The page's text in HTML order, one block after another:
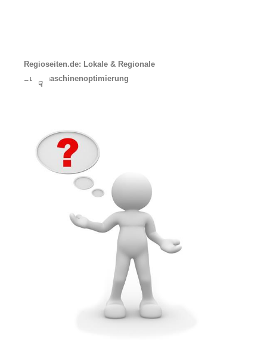
Regioseiten.de: Lokale & Regionale
Suchmaschinenoptimierung
☟